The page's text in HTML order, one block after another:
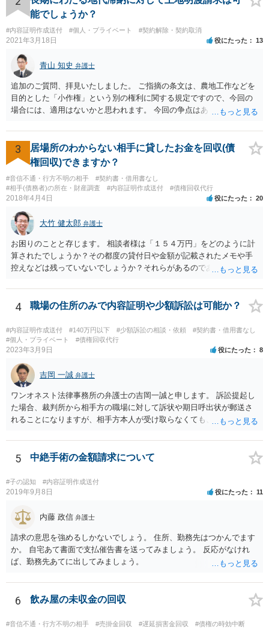
能でしょうか？
#内容証明作成送付 #個人・プライベート #契約解除・契約取消
2021年3月18日 役にたった 13
青山 知史 弁護士
追加のご質問、拝見いたしました。 ご指摘の条文は、農地工作などを
目的とした「小作権」という別の権利に関する規定ですので、今回の
場合には、適用はないかと思われます。 今回の争点はあくまで、明け
なりますが、複数の先生方も述べておられる通り、一般的に解除が認
められる事案と比べても、今回は賃料未払の期間が長いですので、ご
記載の事情だけを踏まえれば、解除に基づく明渡しが認められる見込
みはある事案かと思われます。
3
居場所のわからない相手に貸したお金を回収(債
権回収)できますか？
#音信不通・行方不明の相手
#契約書・借用書なし
#相手(債務者)の所在・財産調査
#内容証明作成送付 #債権回収代行
2018年4月4日 役にたった 20
大竹 健太郎 弁護士
お困りのことと存じます。 相談者様は「１５４万円」をどのように計
算されたでしょうか？その都度の貸付日や金額が記載されたメモや手
控えなどは残っていないでしょうか？それらがあるのであればメール
です。 彼の住所については住民票上の住所であれば調査することは可
能です。 弁護士に依頼した際の費用にいては現在弁護士費用が自由化
されており法律事務所によって異なりますので、あくまで目安となり
ますが、交渉を依頼すると①着手金が請求額×8％or10万円の高い方、
②成功報酬が16％、③実費というところでしょうか。法律事務所によ
っては別途日当を請求するところもあると思います。 勝訴の見込みや
回収の見込み、私にご依頼いただいた場合の費用については、詳細を
お伺いできればお伝えさせていただきますので、宜しければ、個別に
ご連絡頂けますと幸いです。 宜しくお願い致します。
4 職場の住所のみで内容証明や少額訴訟は可能か？
#内容証明作成送付 #140万円以下 #少額訴訟の相談・依頼
#契約書・借用書なし
#個人・プライベート
#債権回収代行
2023年3月9日 役にたった 8
吉岡 一誠 弁護士
ワンオネスト法律事務所の弁護士の吉岡一誠と申します。 訴訟提起し
た場合、裁判所から相手方の職場に対して訴状や期日呼出状が郵送さ
れることになりますが、相手方本人が受け取らなくても、勤務先の他
可能性があります。 諦めずに追及を続けることで回収に至ることはま
まあるため、少額訴訟につき前向きに検討して良いかと思います。
5 中絶手術の金額請求について
#子の認知 #内容証明作成送付
2019年9月8日 役にたった 11
内藤 政信 弁護士
請求の意思を強めるしかないでしょう。 住所、勤務先はつかんでます
か。 自宅あて書面で支払催告書を送ってみましょう。 反応がなけれ
ば、勤務先あてに出してみましょう。
6 飲み屋の未収金の回収
#音信不通・行方不明の相手 #売掛金回収 #遅延損害金回収
#債権の時効中断